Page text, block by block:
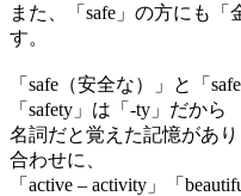
また、「safe」の方にも
す。
「safe（安全な）」と「
「safety」は「-ty」だから
名詞だと覚えた記憶があ
合わせに、
「active – activity」「